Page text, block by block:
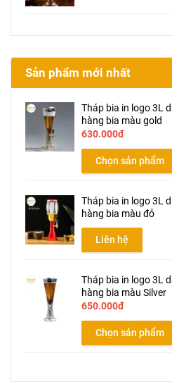
Sản phẩm mới nhất
Tháp bia in logo 3L
hàng bia màu gold
630.000đ
Chọn sản phẩm
Tháp bia in logo 3L
hàng bia màu đỏ
Liên hệ
Tháp bia in logo 3L
hàng bia màu Silver
650.000đ
Chọn sản phẩm